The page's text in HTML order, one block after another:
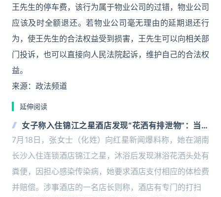
王先生的停车费，该行为属于物业公司的过错，物业公司
应该及时全额退还。若物业公司毫无理由的延期退还行
为，使王先生的合法权益受到损害，王先生可以向相关部
门投诉，也可以直接向人民法院起诉，维护自己的合法权
益。
来源：政法频道
延伸阅读
女子称入住锦江之星酒店发现“花洒有排泄物”：当时
就崩溃了
7月18日，张女士（化姓）向红星新闻爆料称，她在湖南
长沙入住连锁酒店锦江之星，沐浴后发现淋浴花洒头处有
粪便，因担心感染传染病，她要求酒店支付相应的体检费
并赔偿。涉事酒店的一名店长则称，酒店有专门的打扫